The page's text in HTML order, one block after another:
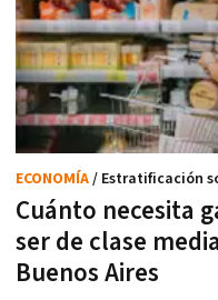
Cuánto necesita
ser de clase
Buenos Aires
ECONOMÍA/ Estratificación